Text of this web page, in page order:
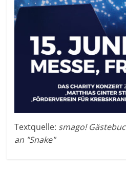
Textquelle: smago!
an "Snake"